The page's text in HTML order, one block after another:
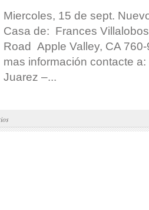
Miercoles, 15 de sept.
Casa de: Frances
Road Apple Valley, CA
mas información contacte
Juarez –...